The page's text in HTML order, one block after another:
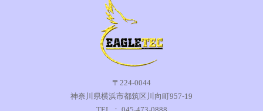
〒224-0044
神奈川県横浜市都筑区川向町957-19